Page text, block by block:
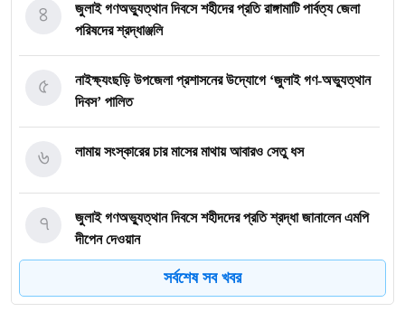
জুলাই গণঅভ্যুত্থান দিবসে শহীদের প্রতি রাঙ্গামাটি পার্বত্য জেলা
পরিষদের শ্রদ্ধাঞ্জলি
৪
নাইক্ষ্যংছড়ি উপজেলা প্রশাসনের উদ্যোগে ‘জুলাই গণ-অভ্যুত্থান
দিবস’ পালিত
৫
লামায় সংস্কারের চার মাসের মাথায় আবারও সেতু ধস
৬
জুলাই গণঅভ্যুত্থান দিবসে শহীদদের প্রতি শ্রদ্ধা জানালেন এমপি
দীপেন দেওয়ান
৭
৮
সর্বশেষ সব খবর